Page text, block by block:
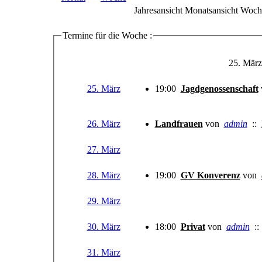
Jahresansicht Monatsansicht
Termine für die Woche :
25.
25. März 19:00 Jagdgenossenschaft
26. März Landfrauen von admin ::
27. März
28. März 19:00 GV Konverenz von
29. März
30. März 18:00 Privat von admin
31. März